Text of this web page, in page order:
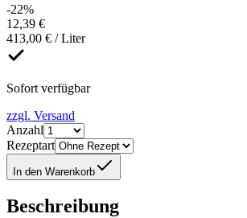
-22%
12,39 €
413,00 € / Liter
Sofort verfügbar
zzgl. Versand
Anzahl
Rezeptart
In den Warenkorb
Beschreibung